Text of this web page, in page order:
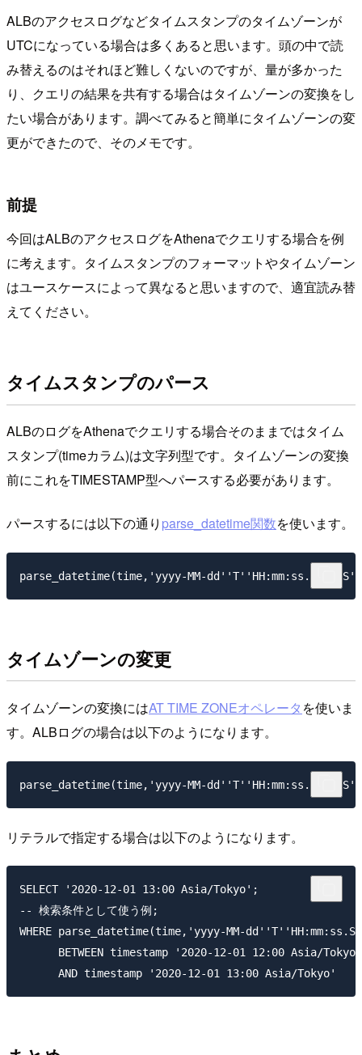
ALBのアクセスログなどタイムスタンプのタイムゾーンが
UTCになっている場合は多くあると思います。頭の中で読
み替えるのはそれほど難しくないのですが、量が多かった
り、クエリの結果を共有する場合はタイムゾーンの変換をし
たい場合があります。調べてみると簡単にタイムゾーンの変
更ができたので、そのメモです。
前提
今回はALBのアクセスログをAthenaでクエリする場合を例
に考えます。タイムスタンプのフォーマットやタイムゾーン
はユースケースによって異なると思いますので、適宜読み替
えてください。
タイムスタンプのパース
ALBのログをAthenaでクエリする場合そのままではタイム
スタンプ(timeカラム)は文字列型です。タイムゾーンの変換
前にこれをTIMESTAMP型へパースする必要があります。
パースするには以下の通り parse_datetime関数を使います。
タイムゾーンの変更
タイムゾーンの変換にはAT TIME ZONEオペレータ を使いま
す。ALBログの場合は以下のようになります。
リテラルで指定する場合は以下のようになります。
SELECT '2020-12-01 13:00 Asia/Tokyo';
-- 検索条件として使う例;
WHERE parse_datetime(time,'yyyy-MM-
BETWEEN timestamp '2020-12-01 12:00 Asia/